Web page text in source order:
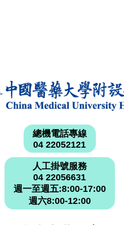
總機電話專線
04 22052121
人工掛號服務
04 22056631
週一至週五:8:00-17:00
週六8:00-12:00